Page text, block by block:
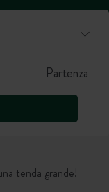
tenda grande!